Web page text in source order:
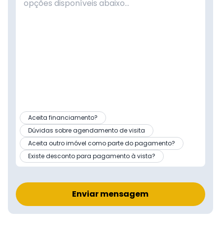
Aceita financiamento?
Dúvidas sobre agendamento de visita
Aceita outro imóvel como parte do pagamento?
Existe desconto para pagamento à vista?
Enviar mensagem